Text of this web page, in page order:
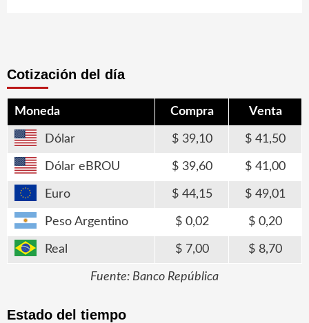
Cotización del día
Moneda Compra Venta
Dólar 39,10 41,50
Dólar eBROU 39,60 41,00
Euro 44,15 49,01
Peso Argentino 0,02 0,20
Real 7,00 8,70
Fuente: Banco República
Estado del tiempo